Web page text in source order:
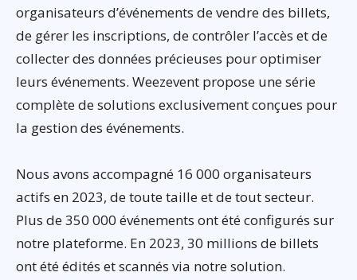
organisateurs d’événements de vendre des billets,
de gérer les inscriptions, de contrôler l’accès et de
collecter des données précieuses pour optimiser
leurs événements. Weezevent propose une série
complète de solutions exclusivement conçues pour
la gestion des événements.
Nous avons accompagné 16 000 organisateurs
actifs en 2023, de toute taille et de tout secteur.
Plus de 350 000 événements ont été configurés sur
notre plateforme. En 2023, 30 millions de billets
ont été édités et scannés via notre solution.